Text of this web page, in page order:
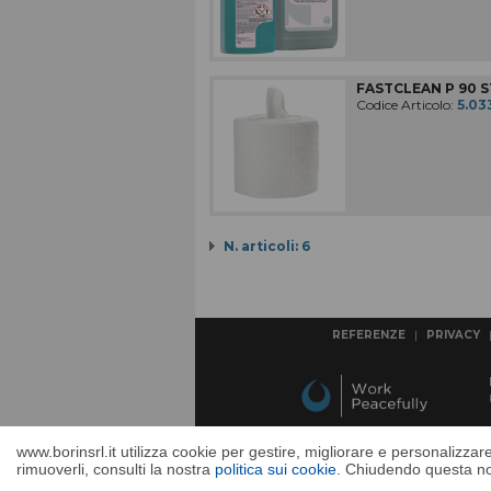
FASTCLEAN P 90
Codice Articolo:
N. articoli: 6
REFERENZE | PRIVACY |
www.borinsrl.it utilizza cookie per gestire, migliorare e
rimuoverli, consulti la nostra politica sui cookie . Chiudendo questa